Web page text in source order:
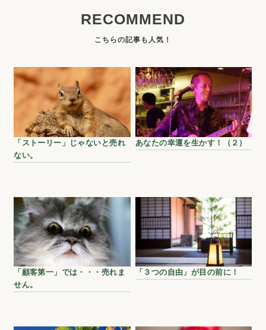
RECOMMEND
「ストーリー」じゃないと売れ
ない。
あなたの幸運を生かす！（２）
「顧客第一」では・・・売れま
せん。
「３つの自由」が目の前に！